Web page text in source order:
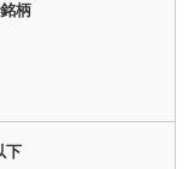
柄
下